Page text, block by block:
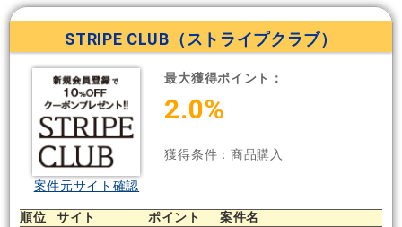
STRIPE CLUB（ストライプクラブ）
案件元サイト確認
最大獲得ポイント：
2.0%
獲得条件：商品購入
順位 サイト ポイント 案件名